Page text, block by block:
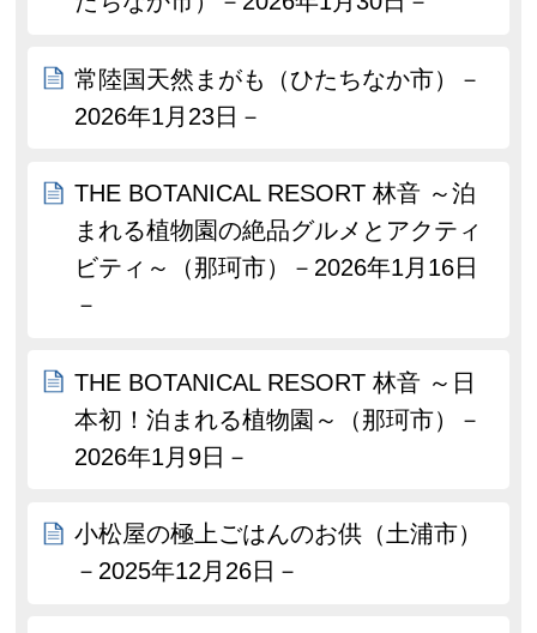
常陸国天然まがも（ひたちなか市）－
2026年1月23日－
THE BOTANICAL RESORT 林音 ～泊
まれる植物園の絶品グルメとアクティ
ビティ～（那珂市）－2026年1月16日
－
THE BOTANICAL RESORT 林音 ～日
本初！泊まれる植物園～（那珂市）－
2026年1月9日－
小松屋の極上ごはんのお供（土浦市）
－2025年12月26日－